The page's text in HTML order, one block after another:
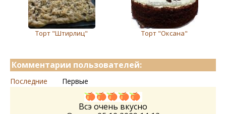
Торт "Штирлиц" Торт "Оксана"
Комментарии пользователей:
Последние Первые
Всэ очень вкусно